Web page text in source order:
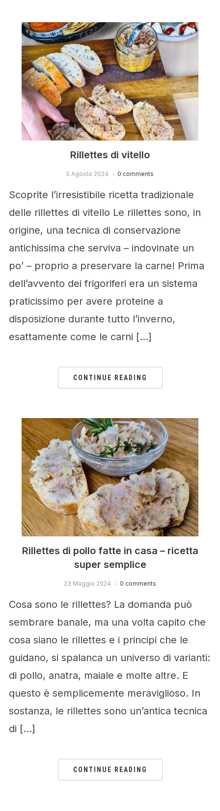
Rillettes di vitello
5 Agosto 2024 0 comments
Scoprite l’irresistibile ricetta tradizionale
delle rillettes di vitello Le rillettes sono, in
origine, una tecnica di conservazione
antichissima che serviva – indovinate un
po’ – proprio a preservare la carne! Prima
dell’avvento dei frigoriferi era un sistema
praticissimo per avere proteine a
disposizione durante tutto l’inverno,
esattamente come le carni […]
CONTINUE READING
Rillettes di pollo fatte in casa – ricetta
super semplice
23 Maggio 2024 0 comments
Cosa sono le rillettes? La domanda può
sembrare banale, ma una volta capito che
cosa siano le rillettes e i principi che le
guidano, si spalanca un universo di varianti:
di pollo, anatra, maiale e molte altre. E
questo è semplicemente meraviglioso. In
sostanza, le rillettes sono un’antica tecnica
di […]
CONTINUE READING